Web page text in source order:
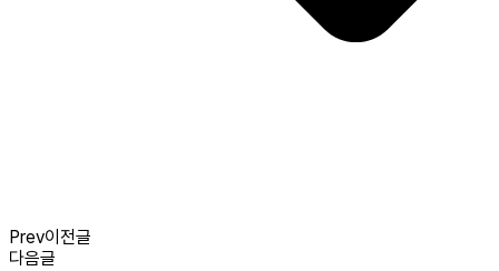
Prev이전글
다음글